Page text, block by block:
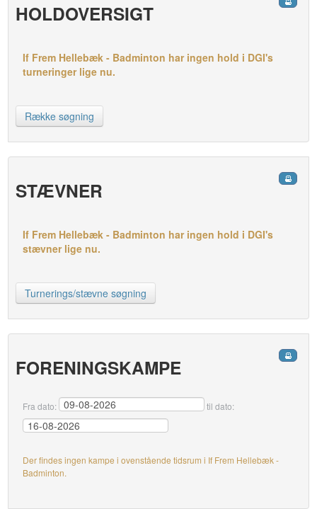
HOLDOVERSIGT
If Frem Hellebæk - Badminton har ingen hold i DGI's
turneringer lige nu.
Række søgning
STÆVNER
If Frem Hellebæk - Badminton har ingen hold i DGI's
stævner lige nu.
Turnerings/stævne søgning
FORENINGSKAMPE
Fra dato: til dato:
Der findes ingen kampe i ovenstående tidsrum i If Frem Hellebæk -
Badminton.